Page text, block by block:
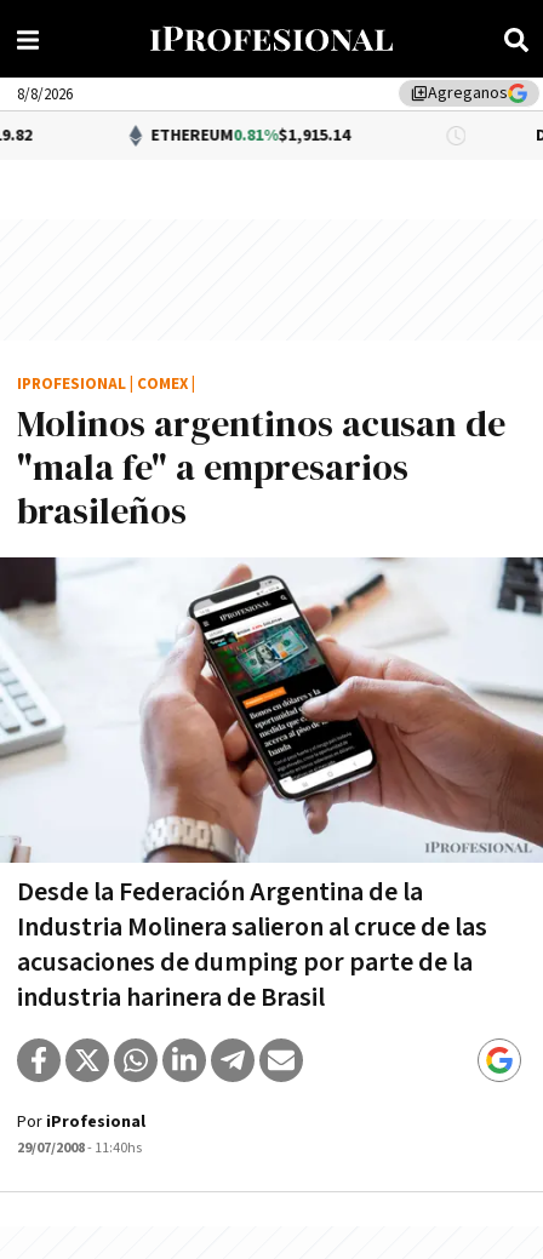
library_addAgreganos
8/8/2026
ETHEREUM0.81%$1,915.14 DÓLAR
Molinos argentinos acusan de
"mala fe" a empresarios
brasileños
Desde la Federación Argentina de la
Industria Molinera salieron al cruce de las
acusaciones de dumping por parte de la
industria harinera de Brasil
IPROFESIONAL COMEX
Por iProfesional
29/07/2008- 11:40hs